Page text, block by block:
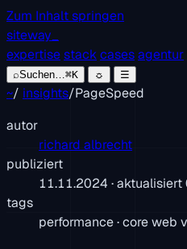
Zum Inhalt springen
siteway
expertisestackcasesagentur
⌕Suchen…⌘K ☼ ☰
~/ insights/PageSpeed
autor
richard albrecht
publiziert
11.11.2024 · aktualisiert
tags
performance · core web